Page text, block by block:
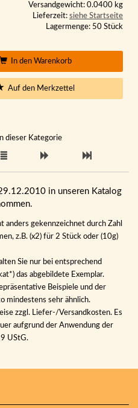
Versandgewicht: 0.0400 kg
Lieferzeit: siehe Startseite
Lagermenge: 50 Stück
In den Warenkorb
Auf den Merkzettel
dieser Kategorie
in unseren Katalog
anders gekennzeichnet durch Zahl
z.B. (x2) für 2 Stück oder (10g)
Sie nur bei entsprechend
das abgebildete Exemplar.
Beispiele und der
mindestens sehr ähnlich.
zzgl. Liefer-/Versandkosten. Es
aufgrund der Anwendung der
UStG.